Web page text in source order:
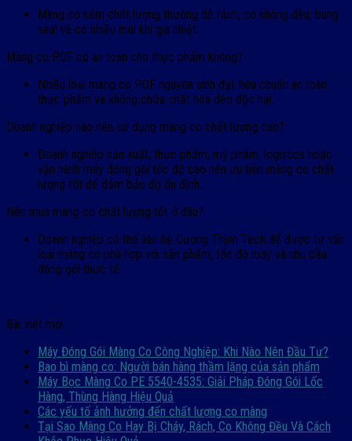
Màng co kém chất lượng thường dễ rách, co không đều, bung
seal và có nhiều mùi khi gia nhiệt.
Màng co POF có an toàn cho thực phẩm không?
Nhiều loại màng co POF nguyên sinh đạt tiêu chuẩn an toàn
thực phẩm và không chứa chất hóa dẻo độc hại.
Doanh nghiệp nào nên sử dụng màng co chất lượng cao?
Doanh nghiệp sản xuất, thực phẩm, mỹ phẩm, logistics hoặc
vận hành máy đóng gói tốc độ cao nên ưu tiên màng co chất
lượng tốt để đảm bảo độ ổn định.
Nên mua màng co chất lượng tốt ở đâu?
Doanh nghiệp có thể liên hệ Cường Thịnh Tech để được tư vấn
loại màng co phù hợp với sản phẩm, tốc độ máy và nhu cầu
đóng gói thực tế.
Bài viết mới
Máy Đóng Gói Màng Co Công Nghiệp: Khi Nào Nên Đầu Tư?
Bao bì màng co: Người bán hàng thầm lặng của sản phẩm
Máy Bọc Màng Co PE 5540-4535: Giải Pháp Đóng Gói Lốc
Hàng, Thùng Hàng Hiệu Quả
Các yếu tố ảnh hưởng đến chất lượng co màng
Tại Sao Màng Co Hay Bị Cháy, Rách, Co Không Đều Và Cách